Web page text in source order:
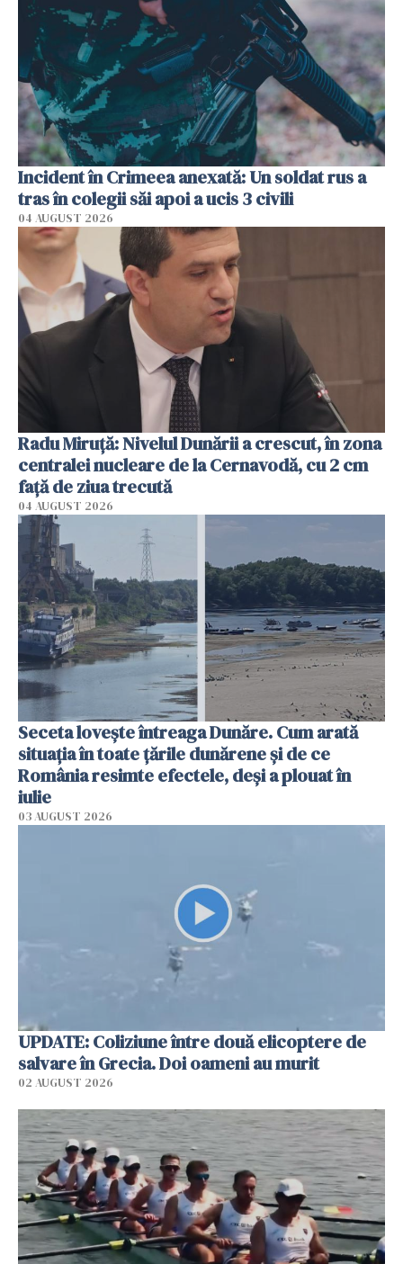
Incident în Crimeea anexată: Un soldat rus a
tras în colegii săi apoi a ucis 3 civili
04 AUGUST 2026
Radu Miruţă: Nivelul Dunării a crescut, în zona
centralei nucleare de la Cernavodă, cu 2 cm
faţă de ziua trecută
04 AUGUST 2026
Seceta lovește întreaga Dunăre. Cum arată
situația în toate țările dunărene și de ce
România resimte efectele, deși a plouat în
iulie
03 AUGUST 2026
UPDATE: Coliziune între două elicoptere de
salvare în Grecia. Doi oameni au murit
02 AUGUST 2026